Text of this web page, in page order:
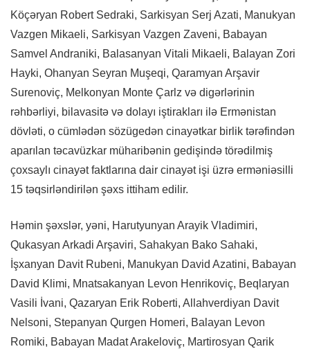
Köçəryan Robert Sedraki, Sarkisyan Serj Azati, Manukyan
Vazgen Mikaeli, Sarkisyan Vazgen Zaveni, Babayan
Samvel Andraniki, Balasanyan Vitali Mikaeli, Balayan Zori
Hayki, Ohanyan Seyran Muşeqi, Qaramyan Arşavir
Surenoviç, Melkonyan Monte Çarlz və digərlərinin
rəhbərliyi, bilavasitə və dolayı iştirakları ilə Ermənistan
dövləti, o cümlədən sözügedən cinayətkar birlik tərəfindən
aparılan təcavüzkar müharibənin gedişində törədilmiş
çoxsaylı cinayət faktlarına dair cinayət işi üzrə erməniəsilli
15 təqsirləndirilən şəxs ittiham edilir.
Həmin şəxslər, yəni, Harutyunyan Arayik Vladimiri,
Qukasyan Arkadi Arşaviri, Sahakyan Bako Sahaki,
İşxanyan Davit Rubeni, Manukyan David Azatini, Babayan
David Klimi, Mnatsakanyan Levon Henrikoviç, Beqlaryan
Vasili İvani, Qazaryan Erik Roberti, Allahverdiyan Davit
Nelsoni, Stepanyan Qurgen Homeri, Balayan Levon
Romiki, Babayan Madat Arakeloviç, Martirosyan Qarik